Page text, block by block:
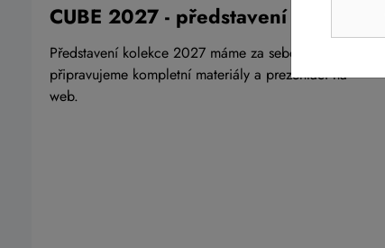
CUBE 2027 - představení kolekce
Představení kolekce 2027 máme za sebou, nyní
připravujeme kompletní materiály a prezentaci na
web.